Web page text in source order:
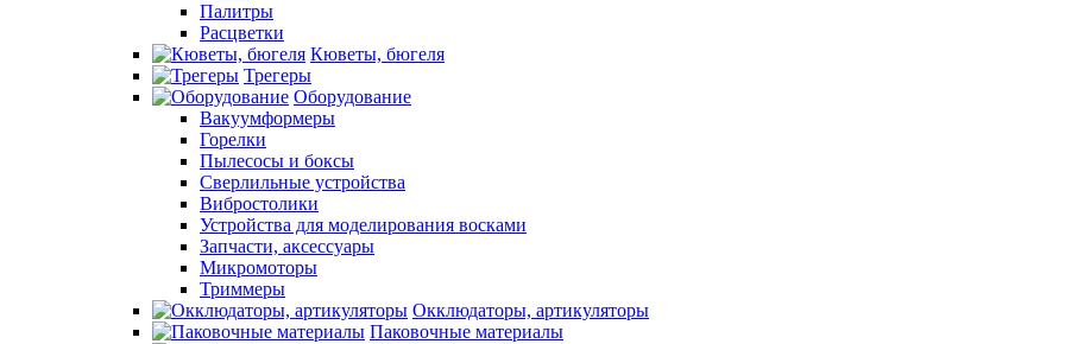
Палитры
Расцветки
Кюветы, бюгеля
Трегеры
Оборудование
Вакуумформеры
Горелки
Пылесосы и боксы
Сверлильные устройства
Вибростолики
Устройства для моделирования восками
Запчасти, аксессуары
Микромоторы
Триммеры
Окклюдаторы, артикуляторы
Паковочные материалы